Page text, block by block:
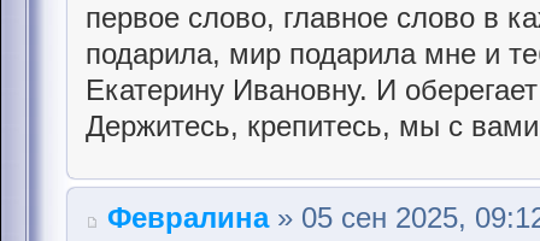
первое слово, главное слово в
подарила, мир подарила мне и
Екатерину Ивановну. И
Держитесь, крепитесь, мы с
Февралина» 05 сен 2025,